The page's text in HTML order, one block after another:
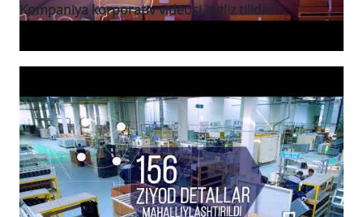
Kompaniya korporativ videosi ingliz tilida.